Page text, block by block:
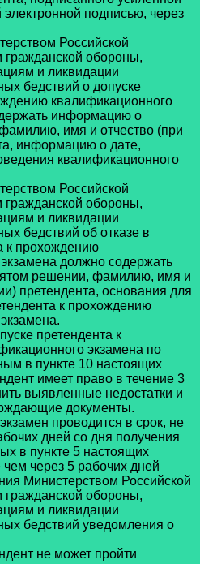
подписью, через
Российской
обороны,
и ликвидации
бедствий о допуске
квалификационного
информацию о
имя и отчество (при
информацию о дате,
квалификационного
Российской
обороны,
и ликвидации
бедствий об отказе в
к прохождению
должно содержать
решении, фамилию, имя и
претендента, основания для
к прохождению
претендента к
экзамена по
в пункте 10 настоящих
имеет право в течение 3
выявленные недостатки и
документы.
проводится в срок, не
дней со дня получения
в пункте 5 настоящих
через 5 рабочих дней
Министерством Российской
обороны,
и ликвидации
бедствий уведомления о
не может пройти